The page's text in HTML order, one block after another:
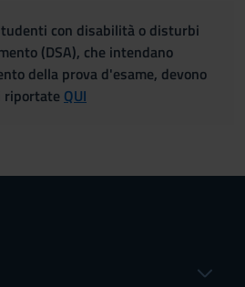
con disabilità o disturbi
(DSA), che intendano
della prova d'esame, devono
riportate QUI